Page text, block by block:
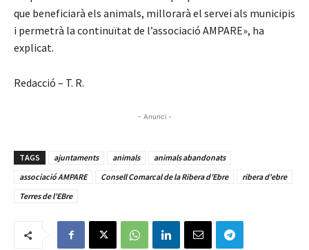
que beneficiarà els animals, millorarà el servei als municipis
i permetrà la continuïtat de l’associació AMPARE», ha
explicat.
Redacció – T. R.
- Anunci -
TAGS ajuntaments animals
animals abandonats
associació AMPARE
Consell Comarcal de la Ribera d’Ebre
ribera d'ebre
Terres de l'EBre